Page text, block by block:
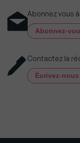
Abonnez vous
Abonnez-
Contactez la
Écrivez-nous